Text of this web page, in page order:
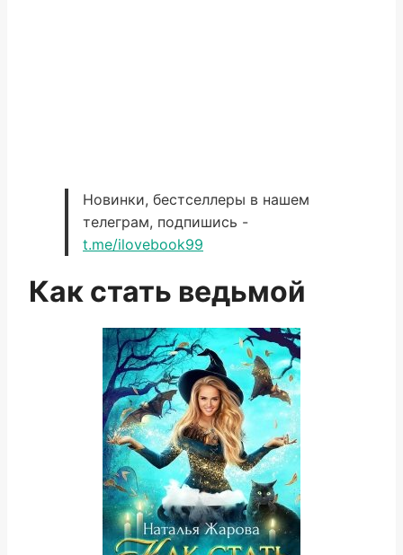
Новинки, бестселлеры в нашем
телеграм, подпишись -
t.me/ilovebook99
Как стать ведьмой